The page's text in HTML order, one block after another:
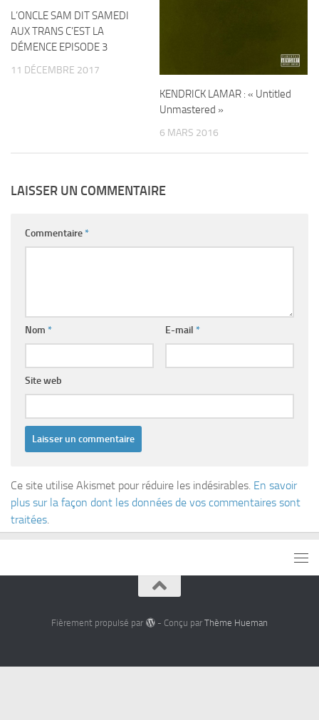
L’ONCLE SAM DIT SAMEDI
AUX TRANS C’EST LA
DÉMENCE EPISODE 3
11 DÉCEMBRE 2017
KENDRICK LAMAR : « Untitled
Unmastered »
6 MARS 2016
LAISSER UN COMMENTAIRE
Commentaire*
Nom * E-mail *
Site web
Ce site utilise Akismet pour réduire les indésirables. En savoir
plus sur la façon dont les données de vos commentaires sont
traitées
Fièrement propulsé par - Conçu par Thème Hueman